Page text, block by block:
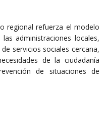
regional refuerza el modelo
administraciones locales,
servicios sociales cercana,
de la ciudadanía
de situaciones de